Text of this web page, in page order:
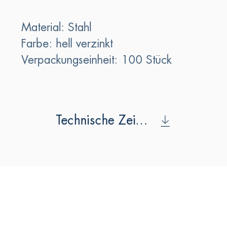
Material: Stahl
Farbe: hell verzinkt
Verpackungseinheit: 100 Stück
Technische Zeichnung